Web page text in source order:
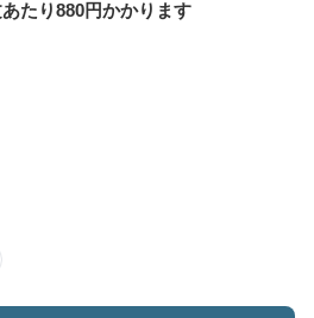
たり880円かかります